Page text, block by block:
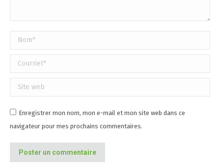
Nom *
Courriel *
Site web
Enregistrer mon nom, mon e-mail et mon site web dans ce
navigateur pour mes prochains commentaires.
Poster un commentaire